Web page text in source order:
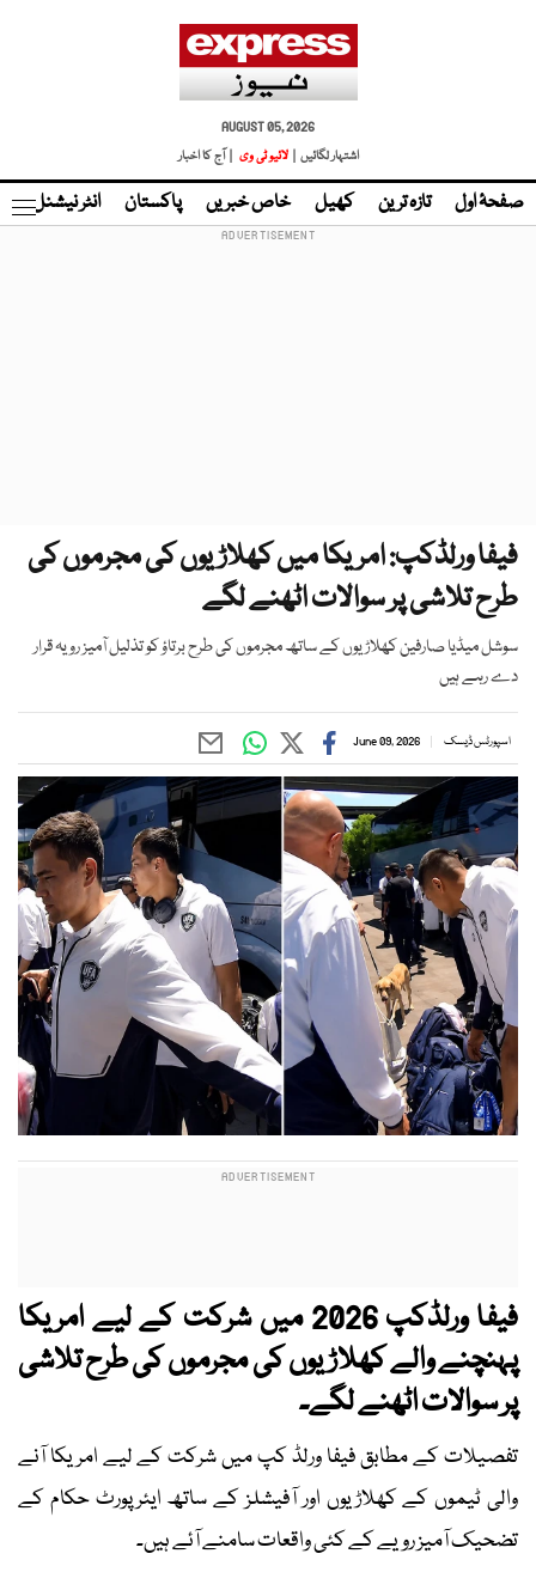
AUGUST 05, 2026
اشتہار لگائیں |
لائیو ٹی وی | آج کا اخبار
صفحۂ اول تازہ ترین کھیل خاص خبریں پاکستان انٹر نیشنل
فیفا ورلڈکپ: امریکا میں کھلاڑیوں کی مجرموں کی
طرح تلاشی پر سوالات اٹھنے لگے
سوشل میڈیا صارفین کھلاڑیوں کے ساتھ مجرموں کی طرح برتاؤ کو تذلیل آمیز رویہ قرار
دے رہے ہیں
اسپورٹس ڈیسک June 09, 2026
فیفا ورلڈکپ 2026 میں شرکت کے لیے امریکا
پہنچنے والے کھلاڑیوں کی مجرموں کی طرح تلاشی
پر سوالات اٹھنے لگے۔
تفصیلات کے مطابق فیفا ورلڈ کپ میں شرکت کے لیے امریکا آنے
والی ٹیموں کے کھلاڑیوں اور آفیشلز کے ساتھ ایئرپورٹ حکام کے
تضحیک آمیز رویے کے کئی واقعات سامنے آئے ہیں۔